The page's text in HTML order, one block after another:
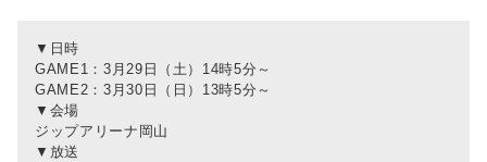
▼日時
GAME1：3月29日（土）14時5分～
GAME2：3月30日（日）13時5分～
▼会場
ジップアリーナ岡山
▼放送